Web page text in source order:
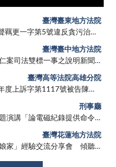
臺灣臺東地方法院115年度聲羈更一字第5號違反貪污治罪條例等一案
臺灣臺東地方法院
有關報載臺中地院處理吳乃仁案司法雙標一事之說明新聞稿
臺灣臺中地方法院
臺灣高等法院高雄分院115年度上訴字第1117號被告陳采邑個人資料保護法等案件新聞稿
臺灣高等法院高雄分院
日本一橋大學緑大輔教授專題演講「論電磁紀錄提供命令──以2025年（令和7年）修法為中心」新聞稿
刑事廳
花蓮地院舉辦「國民法官回娘家」經驗交流分享會 傾聽國民法官心聲 持續精進國民參與審判制度
臺灣花蓮地方法院